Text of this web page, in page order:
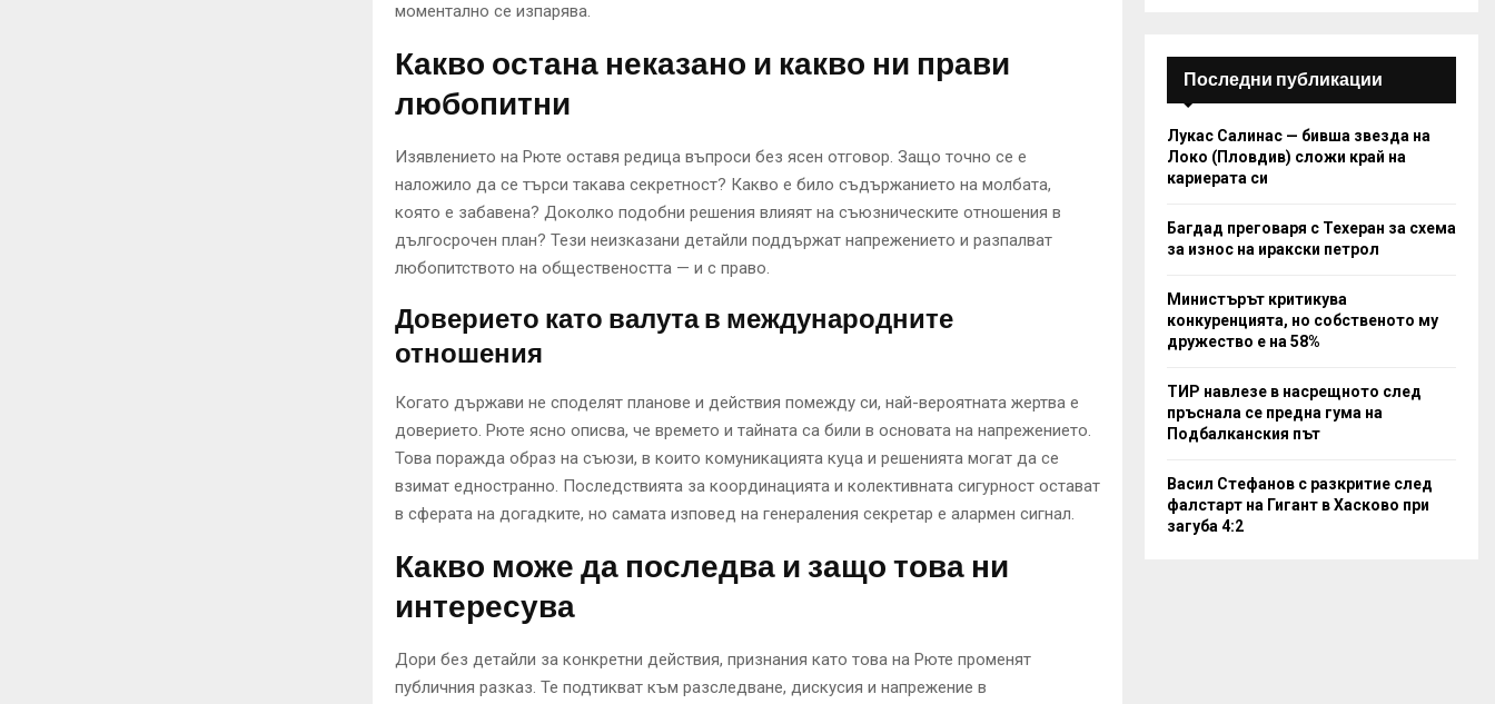
моментално се изпарява.
Какво остана неказано и какво ни прави
любопитни
Изявлението на Рюте оставя редица въпроси без ясен отговор. Защо точно се е
наложило да се търси такава секретност? Какво е било съдържанието на молбата,
която е забавена? Доколко подобни решения влияят на съюзническите отношения в
дългосрочен план? Тези неизказани детайли поддържат напрежението и разпалват
любопитството на обществеността — и с право.
Доверието като валута в международните
отношения
Когато държави не споделят планове и действия помежду си, най-вероятната жертва е
доверието. Рюте ясно описва, че времето и тайната са били в основата на напрежението.
Това поражда образ на съюзи, в които комуникацията куца и решенията могат да се
взимат едностранно. Последствията за координацията и колективната сигурност остават
в сферата на догадките, но самата изповед на генераления секретар е алармен сигнал.
Какво може да последва и защо това ни
интересува
Дори без детайли за конкретни действия, признания като това на Рюте променят
публичния разказ. Те подтикват към разследване, дискусия и напрежение в
Последни публикации
Лукас Салинас — бивша звезда на
Локо (Пловдив) сложи край на
кариерата си
Багдад преговаря с Техеран за схема
за износ на иракски петрол
Министърът критикува
конкуренцията, но собственото му
дружество е на 58%
ТИР навлезе в насрещното след
пръснала се предна гума на
Подбалканския път
Васил Стефанов с разкритие след
фалстарт на Гигант в Хасково при
загуба 4:2